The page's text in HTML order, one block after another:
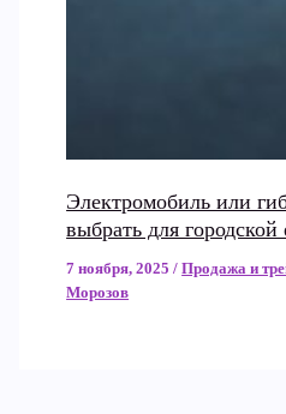
Электромобиль или
выбрать для городской
7 ноября, 2025/Продажа и
Морозов